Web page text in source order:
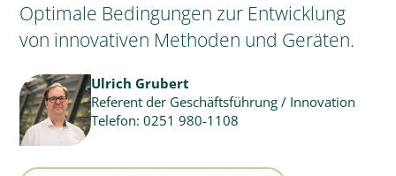
Optimale Bedingungen zur Entwicklung
von innovativen Methoden und Geräten.
Ulrich Grubert
Referent der Geschäftsführung / Innovation
Telefon:0251 980-1108